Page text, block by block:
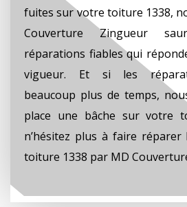
fuites sur votre toiture 1338,
Couverture Zingueur
réparations fiables qui
vigueur. Et si les
beaucoup plus de temps,
place une bâche sur votre
n’hésitez plus à faire
toiture 1338 par MD